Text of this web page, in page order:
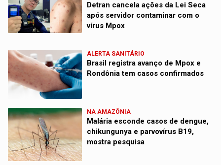
Detran cancela ações da Lei Seca
após servidor contaminar com o
vírus Mpox
ALERTA SANITÁRIO
Brasil registra avanço de Mpox e
Rondônia tem casos confirmados
NA AMAZÔNIA
Malária esconde casos de dengue,
chikungunya e parvovírus B19,
mostra pesquisa